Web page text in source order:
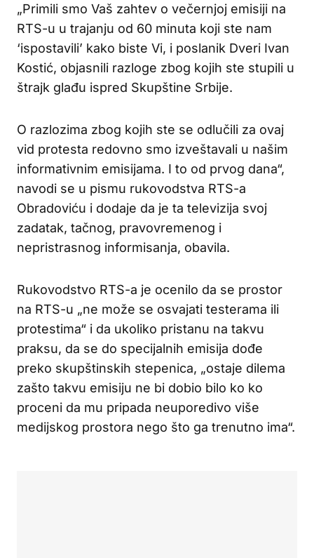
„Primili smo Vaš zahtev o večernjoj emisiji na
RTS-u u trajanju od 60 minuta koji ste nam
‘ispostavili’ kako biste Vi, i poslanik Dveri Ivan
Kostić, objasnili razloge zbog kojih ste stupili u
štrajk glađu ispred Skupštine Srbije.
O razlozima zbog kojih ste se odlučili za ovaj
vid protesta redovno smo izveštavali u našim
informativnim emisijama. I to od prvog dana“,
navodi se u pismu rukovodstva RTS-a
Obradoviću i dodaje da je ta televizija svoj
zadatak, tačnog, pravovremenog i
nepristrasnog informisanja, obavila.
Rukovodstvo RTS-a je ocenilo da se prostor
na RTS-u „ne može se osvajati testerama ili
protestima“ i da ukoliko pristanu na takvu
praksu, da se do specijalnih emisija dođe
preko skupštinskih stepenica, „ostaje dilema
zašto takvu emisiju ne bi dobio bilo ko ko
proceni da mu pripada neuporedivo više
medijskog prostora nego što ga trenutno ima“.